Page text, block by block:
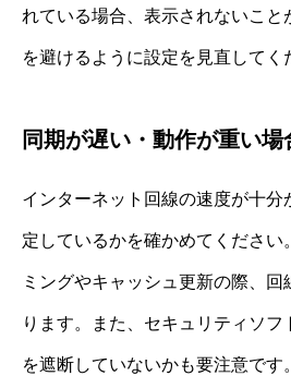
れている場合、表示されないこと
を避けるように設定を見直してく
同期が遅い・動作が重い場
インターネット回線の速度が十分
定しているかを確かめてください
ミングやキャッシュ更新の際、
ります。また、セキュリティソ
を遮断していないかも要注意です。